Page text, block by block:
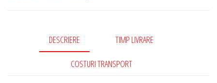
DESCRIERE TIMP LIVRARE
COSTURI TRANSPORT